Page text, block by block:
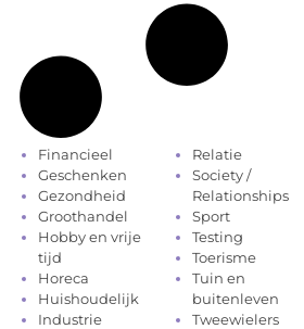
Financieel
Geschenken
Gezondheid
Groothandel
Hobby en vrije
tijd
Horeca
Huishoudelijk
Industrie
Relatie
Society /
Relationships
Sport
Testing
Toerisme
Tuin en
buitenleven
Tweewielers